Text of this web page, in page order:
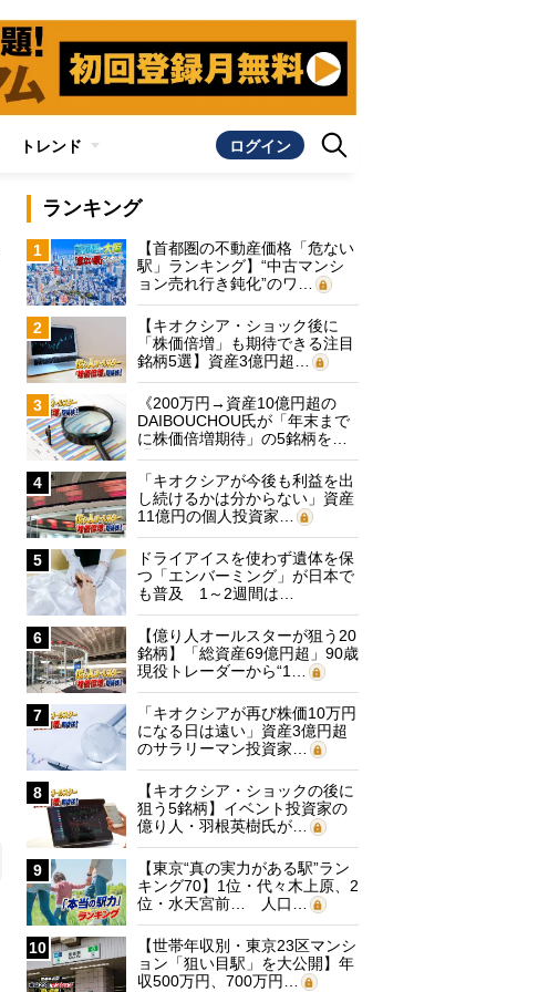
トレンド ログイン
ランキング
1
【首都圏の不動産価格「危ない
駅」ランキング】“中古マンシ
ョン売れ行き鈍化”のワ…
2
【キオクシア・ショック後に
「株価倍増」も期待できる注目
銘柄5選】資産3億円超…
3
《200万円→資産10億円超の
DAIBOUCHOU氏が「年末まで
に株価倍増期待」の5銘柄を…
4
「キオクシアが今後も利益を出
し続けるかは分からない」資産
11億円の個人投資家…
5
ドライアイスを使わず遺体を保
つ「エンバーミング」が日本で
も普及 1～2週間は…
6
【億り人オールスターが狙う20
銘柄】「総資産69億円超」90歳
現役トレーダーから“1…
7
「キオクシアが再び株価10万円
になる日は遠い」資産3億円超
のサラリーマン投資家…
8
【キオクシア・ショックの後に
狙う5銘柄】イベント投資家の
億り人・羽根英樹氏が…
9
【東京“真の実力がある駅”ラン
キング70】1位・代々木上原、2
位・水天宮前… 人口…
10
【世帯年収別・東京23区マンシ
ョン「狙い目駅」を大公開】年
収500万円、700万円…